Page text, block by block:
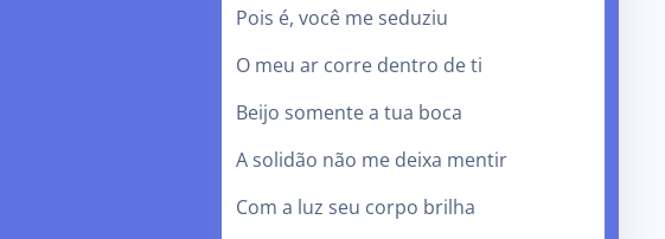
Pois é, você me seduziu
O meu ar corre dentro de ti
Beijo somente a tua boca
A solidão não me deixa mentir
Com a luz seu corpo brilha